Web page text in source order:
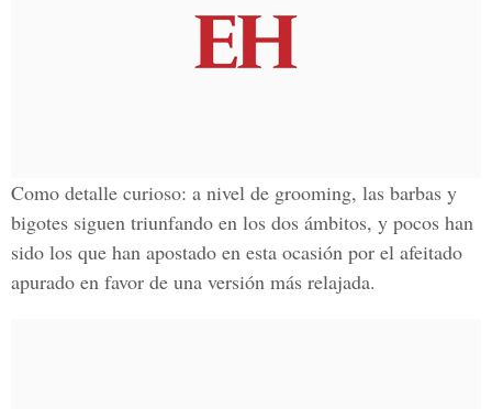
Como detalle curioso: a nivel de grooming, las barbas y
bigotes siguen triunfando en los dos ámbitos, y pocos han
sido los que han apostado en esta ocasión por el afeitado
apurado en favor de una versión más relajada.